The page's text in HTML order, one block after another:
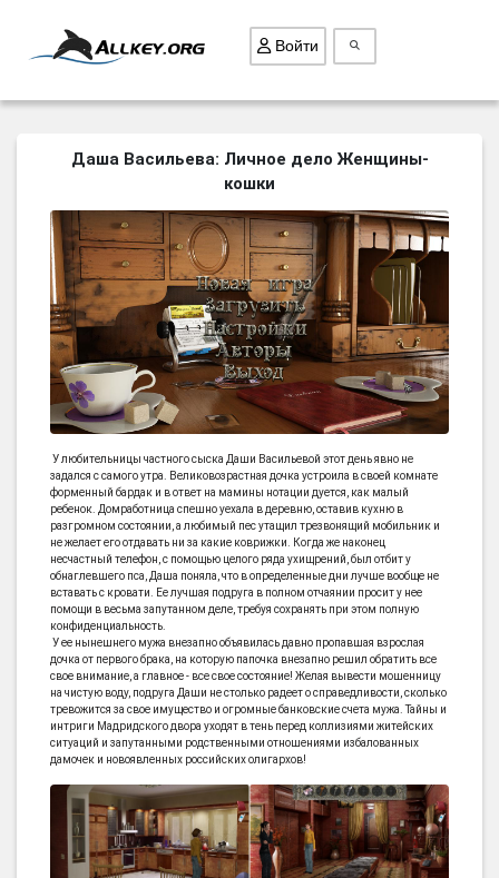
ВСЕ ИГРЫ
ГОЛОВОЛОМКИ
БИЗНЕС
ТРИ-В-РЯД
СТРАТЕГИИ
СТРЕЛЯЛКИ
КВЕСТ
КАК СКАЧАТЬ
НОВОСТИ
Войти
Даша Васильева: Личное дело Женщины-
кошки
У любительницы частного сыска Даши Васильевой этот день явно не
задался с самого утра. Великовозрастная дочка устроила в своей комнате
форменный бардак и в ответ на мамины нотации дуется, как малый
ребенок. Домработница спешно уехала в деревню, оставив кухню в
разгромном состоянии, а любимый пес утащил трезвонящий мобильник и
не желает его отдавать ни за какие коврижки. Когда же наконец
несчастный телефон, с помощью целого ряда ухищрений, был отбит у
обнаглевшего пса, Даша поняла, что в определенные дни лучше вообще не
вставать с кровати. Ее лучшая подруга в полном отчаянии просит у нее
помощи в весьма запутанном деле, требуя сохранять при этом полную
конфиденциальность.
У ее нынешнего мужа внезапно объявилась давно пропавшая взрослая
дочка от первого брака, на которую папочка внезапно решил обратить все
свое внимание, а главное - все свое состояние! Желая вывести мошенницу
на чистую воду, подруга Даши не столько радеет о справедливости, сколько
тревожится за свое имущество и огромные банковские счета мужа. Тайны и
интриги Мадридского двора уходят в тень перед коллизиями житейских
ситуаций и запутанными родственными отношениями избалованных
дамочек и новоявленных российских олигархов!